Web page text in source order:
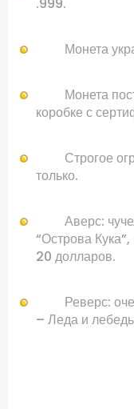
.999.
Монета
Монета
коробке с
Строгое
только.
Аверс:
“Острова Кука”,
20 долларов.
Реверс:
– Леда и лебедь